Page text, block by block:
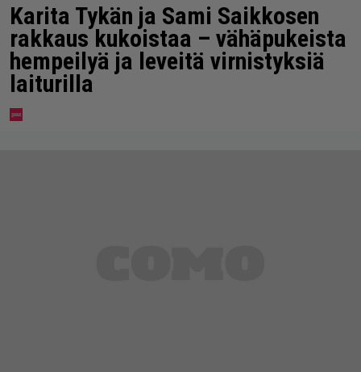
Karita Tykän ja Sami Saikkosen
rakkaus kukoistaa – vähäpukeista
hempeilyä ja leveitä virnistyksiä
laiturilla